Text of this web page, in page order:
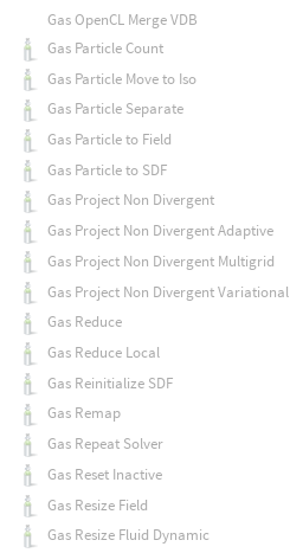
Gas OpenCL Merge VDB
Gas Particle Count
Gas Particle Move to Iso
Gas Particle Separate
Gas Particle to Field
Gas Particle to SDF
Gas Project Non Divergent
Gas Project Non Divergent Adaptive
Gas Project Non Divergent Multigrid
Gas Project Non Divergent Variational
Gas Reduce
Gas Reduce Local
Gas Reinitialize SDF
Gas Remap
Gas Repeat Solver
Gas Reset Inactive
Gas Resize Field
Gas Resize Fluid Dynamic